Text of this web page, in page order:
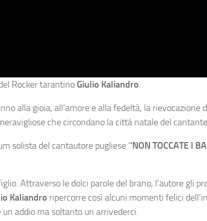
Rocker tarantino Giulio Kaliandro.
alla gioia, all’amore e alla fedeltà, la rievocazione
che circondano la città natale del
solista del cantautore pugliese ‘‘NON TOCCATE I
Attraverso le dolci parole del brano, l’autore gli
Kaliandro ripercorre così alcuni momenti felici
addio ma soltanto un arrivederci.